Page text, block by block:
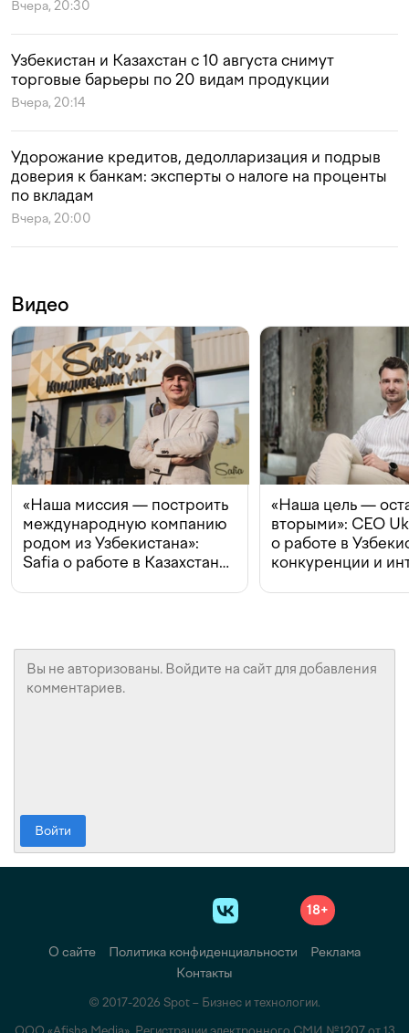
Вчера, 20:30
Узбекистан и Казахстан с 10 августа снимут
торговые барьеры по 20 видам продукции
Вчера, 20:14
Удорожание кредитов, дедолларизация и подрыв
доверия к банкам: эксперты о налоге на проценты
по вкладам
Вчера, 20:00
Видео
«Наша миссия — построить
международную компанию
родом из Узбекистана»:
Safia о работе в Казахстане,
«Наша цель —
вторыми»: CEO
о работе в
конкуренции и
Войти
18+
О сайте Политика конфиденциальности
Реклама
Контакты
© 2017-2026 Spot – Бизнес и технологии.